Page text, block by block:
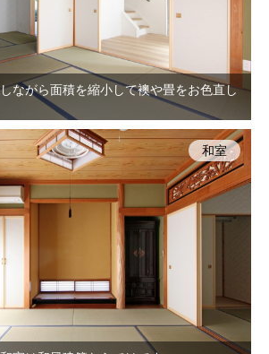
ながら面積を縮小して襖や畳をお色直し
和室